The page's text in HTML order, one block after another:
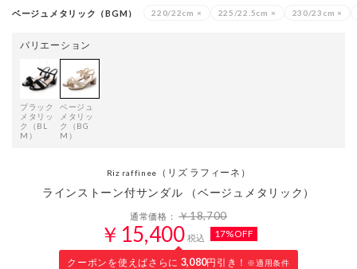
ベージュメタリック（BGM） 220/22cm × 225/22.5cm × 230/23cm ×
バリエーション
ブラック
メタリッ
ク（BL
M）
ベージュ
メタリッ
ク（BG
M）
Riz raffinee （リズ ラフィーネ）
ラインストーン付サンダル （ベージュメタリック）
通常価格：￥18,700
￥15,400 税込 17%OFF
クーポンを使えばさらに 3,080円引き！ ※適用条件